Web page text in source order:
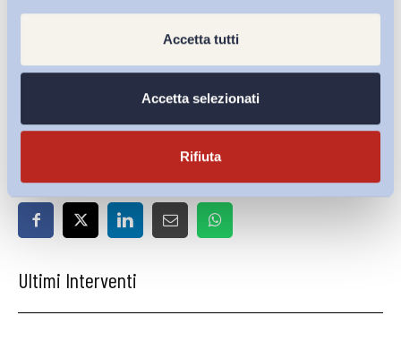
Accetta tutti
Accetta selezionati
Rifiuta
Scarica ilPDF
Condividi su:
Ultimi Interventi